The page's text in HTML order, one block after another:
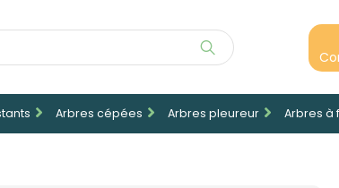
Arbres cépées Arbres pleureur Arbres à